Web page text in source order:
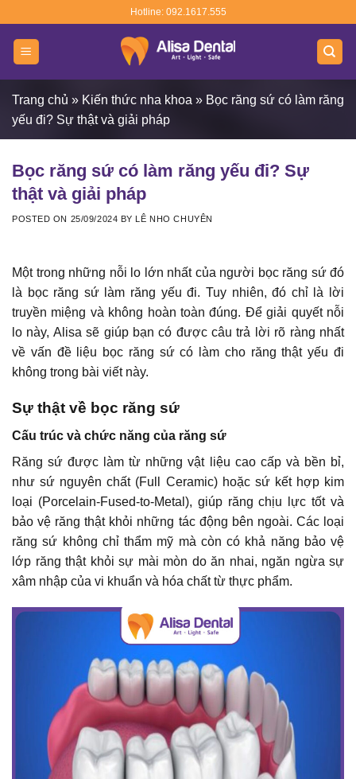
content
Hotline: 092.1617.555
Trang chủ » Kiến thức nha khoa » Bọc răng sứ có làm răng
yếu đi? Sự thật và giải pháp
Bọc răng sứ có làm răng yếu đi? Sự
thật và giải pháp
POSTED ON 25/09/2024 BY LÊ NHO CHUYÊN
Một trong những nỗi lo lớn nhất của người bọc răng sứ đó
là bọc răng sứ làm răng yếu đi. Tuy nhiên, đó chỉ là lời
truyền miệng và không hoàn toàn đúng. Để giải quyết nỗi
lo này, Alisa sẽ giúp bạn có được câu trả lời rõ ràng nhất
về vấn đề liệu bọc răng sứ có làm cho răng thật yếu đi
không trong bài viết này.
Sự thật về bọc răng sứ
Cấu trúc và chức năng của răng sứ
Răng sứ được làm từ những vật liệu cao cấp và bền bỉ,
như sứ nguyên chất (Full Ceramic) hoặc sứ kết hợp kim
loại (Porcelain-Fused-to-Metal), giúp răng chịu lực tốt và
bảo vệ răng thật khỏi những tác động bên ngoài. Các loại
răng sứ không chỉ thẩm mỹ mà còn có khả năng bảo vệ
lớp răng thật khỏi sự mài mòn do ăn nhai, ngăn ngừa sự
xâm nhập của vi khuẩn và hóa chất từ thực phẩm.